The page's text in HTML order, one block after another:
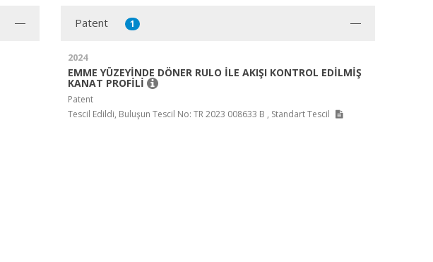
Patent 1
2024
EMME YÜZEYİNDE DÖNER RULO İLE AKIŞI KONTROL EDİLMİŞ
KANAT PROFİLİ
Patent
Tescil Edildi, Buluşun Tescil No: TR 2023 008633 B , Standart Tescil